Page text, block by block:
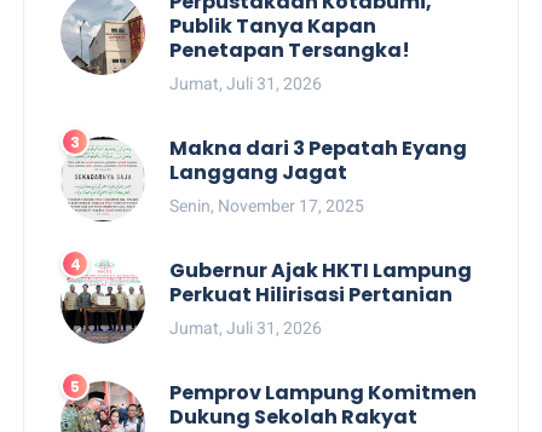
Publik Tanya Kapan
Penetapan Tersangka!
Jumat, Juli 31, 2026
Makna dari 3 Pepatah Eyang
Langgang Jagat
Senin, November 17, 2025
Gubernur Ajak HKTI Lampung
Perkuat Hilirisasi Pertanian
Jumat, Juli 31, 2026
Pemprov Lampung Komitmen
Dukung Sekolah Rakyat